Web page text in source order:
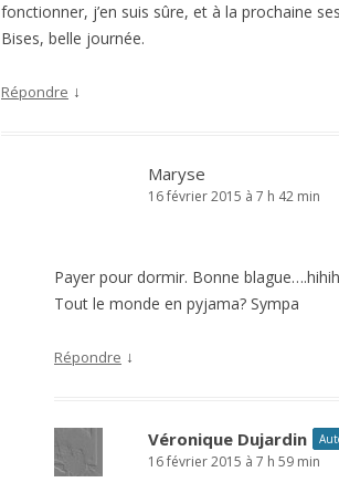
fonctionner, j’en suis sûre, et à la prochaine
Bises, belle journée.
Répondre ↓
Maryse
16 février 2015 à 7 h 42 min
Payer pour dormir. Bonne
Tout le monde en pyjama? Sympa
Répondre ↓
Véronique Dujardin
16 février 2015 à 7 h 59 min